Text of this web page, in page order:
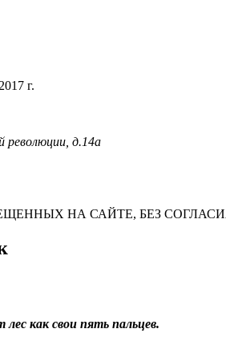
г.
революции, д.14а
НА САЙТЕ, БЕЗ
как свои пять пальцев.